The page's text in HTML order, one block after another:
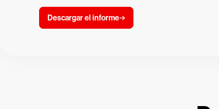
Descargar el informe